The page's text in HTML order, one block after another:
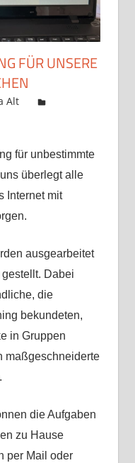
FÜR UNSERE
Alt
für unbestimmte
überlegt alle
Internet mit
ausgearbeitet
Dabei
die
bekundeten,
in Gruppen
maßgeschneiderte
die Aufgaben
zu Hause
per Mail oder